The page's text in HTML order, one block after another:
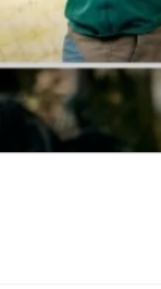
Hoppa
till
innehåll